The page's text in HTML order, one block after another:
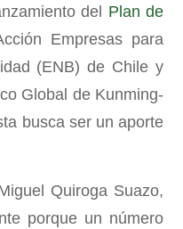
del Plan de
Empresas para
(ENB) de Chile y
Global de Kunming-
busca ser un aporte
Quiroga Suazo,
porque un número